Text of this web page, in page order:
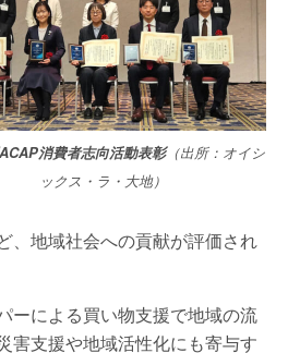
消費者志向活動表彰（出所：オイシ
ックス・ラ・大地）
、地域社会への貢献が評価され
ーによる買い物支援で地域の流
害支援や地域活性化にも寄与す